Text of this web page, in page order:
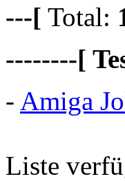
---[ Total:
--------[
- Amiga
Liste